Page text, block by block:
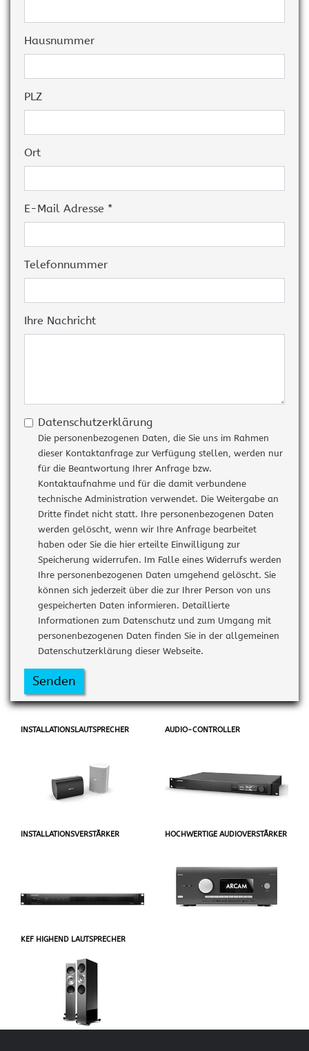
Hausnummer
PLZ
Ort
E-Mail Adresse *
Telefonnummer
Ihre Nachricht
Datenschutzerklärung
Die personenbezogenen Daten, die Sie uns im Rahmen
dieser Kontaktanfrage zur Verfügung stellen, werden nur
für die Beantwortung Ihrer Anfrage bzw.
Kontaktaufnahme und für die damit verbundene
technische Administration verwendet. Die Weitergabe an
Dritte findet nicht statt. Ihre personenbezogenen Daten
werden gelöscht, wenn wir Ihre Anfrage bearbeitet
haben oder Sie die hier erteilte Einwilligung zur
Speicherung widerrufen. Im Falle eines Widerrufs werden
Ihre personenbezogenen Daten umgehend gelöscht. Sie
können sich jederzeit über die zur Ihrer Person von uns
gespeicherten Daten informieren. Detaillierte
Informationen zum Datenschutz und zum Umgang mit
personenbezogenen Daten finden Sie in der allgemeinen
Datenschutzerklärung dieser Webseite.
Senden
INSTALLATIONSLAUTSPRECHER AUDIO-CONTROLLER
INSTALLATIONSVERSTÄRKER HOCHWERTIGE AUDIOVERSTÄRKER
KEF HIGHEND LAUTSPRECHER